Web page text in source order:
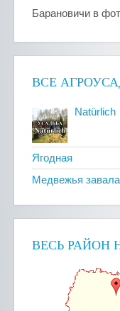
Барановичи в
ВСЕ
Natürlich
Ягодная
Медвежья завала
ВЕСЬ РАЙОН